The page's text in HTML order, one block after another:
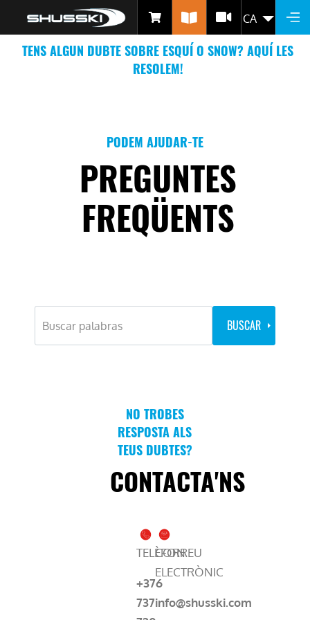
al
contingut
CA
PREGUNTES FREQÜENTS
TENS ALGUN DUBTE SOBRE ESQUÍ O SNOW? AQUÍ LES
RESOLEM!
PODEM AJUDAR-TE
PREGUNTES
FREQÜENTS
NO TROBES
RESPOSTA ALS
TEUS DUBTES?
CONTACTA'NS
TELÈFON
+376
737
CORREU
ELECTRÒNIC
info@shusski.com